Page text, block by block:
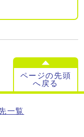
ページの先頭
へ戻る
一覧